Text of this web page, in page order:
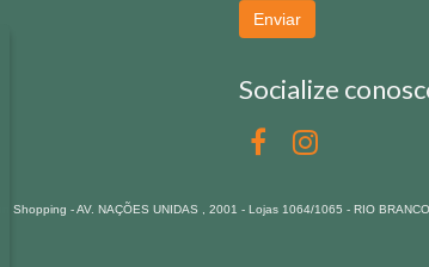
Enviar
Socialize
Shopping - AV. NAÇÕES UNIDAS , 2001 - Lojas 1064/1065 - RIO